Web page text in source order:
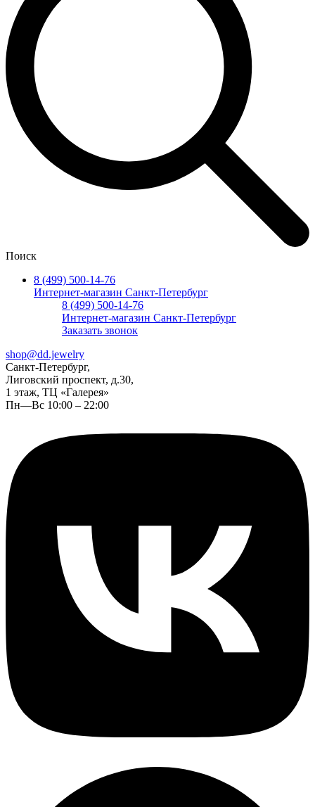
Поиск
8 (499) 500-14-76
Интернет-магазин Санкт-Петербург
8 (499) 500-14-76
Интернет-магазин Санкт-Петербург
Заказать звонок
shop@dd.jewelry
Санкт-Петербург,
Лиговский проспект, д.30,
1 этаж, ТЦ «Галерея»
Пн—Вс 10:00 – 22:00